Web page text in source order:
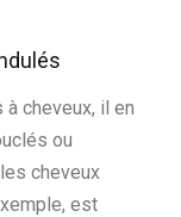
cheveux, il en
ou
cheveux
est